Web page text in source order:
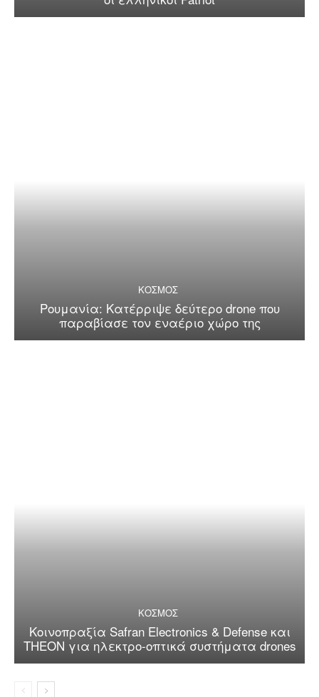
ΚΟΣΜΟΣ
Ρουμανία: Κατέρριψε δεύτερο drone που
παραβίασε τον εναέριο χώρο της
ΚΟΣΜΟΣ
Κοινοπραξία Safran Electronics & Defense και
THEON για ηλεκτρο-οπτικά συστήματα drones